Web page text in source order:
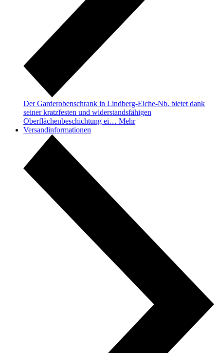
Der Garderobenschrank in Lindberg-Eiche-Nb. bietet dank
seiner kratzfesten und widerstandsfähigen
Oberflächenbeschichtung ei…
Versandinformationen